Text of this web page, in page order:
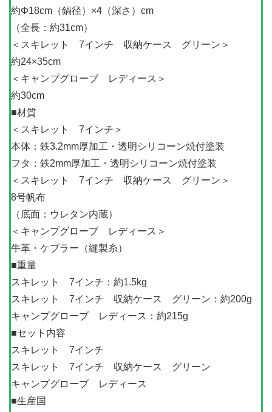
約Φ18cm（鍋径）×4（深さ）cm
（全長：約31cm）
＜スキレット 7インチ 収納ケース グリーン＞
約24×35cm
＜キャンプグローブ レディース＞
約30cm
■材質
＜スキレット 7インチ＞
本体：鉄3.2mm厚加工・透明シリコーン焼付塗装
フタ：鉄2mm厚加工・透明シリコーン焼付塗装
＜スキレット 7インチ 収納ケース グリーン＞
8号帆布
（底面：ウレタン内蔵）
＜キャンプグローブ レディース＞
牛革・ケブラー（縫製糸）
■重量
スキレット 7インチ：約1.5kg
スキレット 7インチ 収納ケース グリーン：約200g
キャンプグローブ レディース：約215g
■セット内容
スキレット 7インチ
スキレット 7インチ 収納ケース グリーン
キャンプグローブ レディース
■生産国